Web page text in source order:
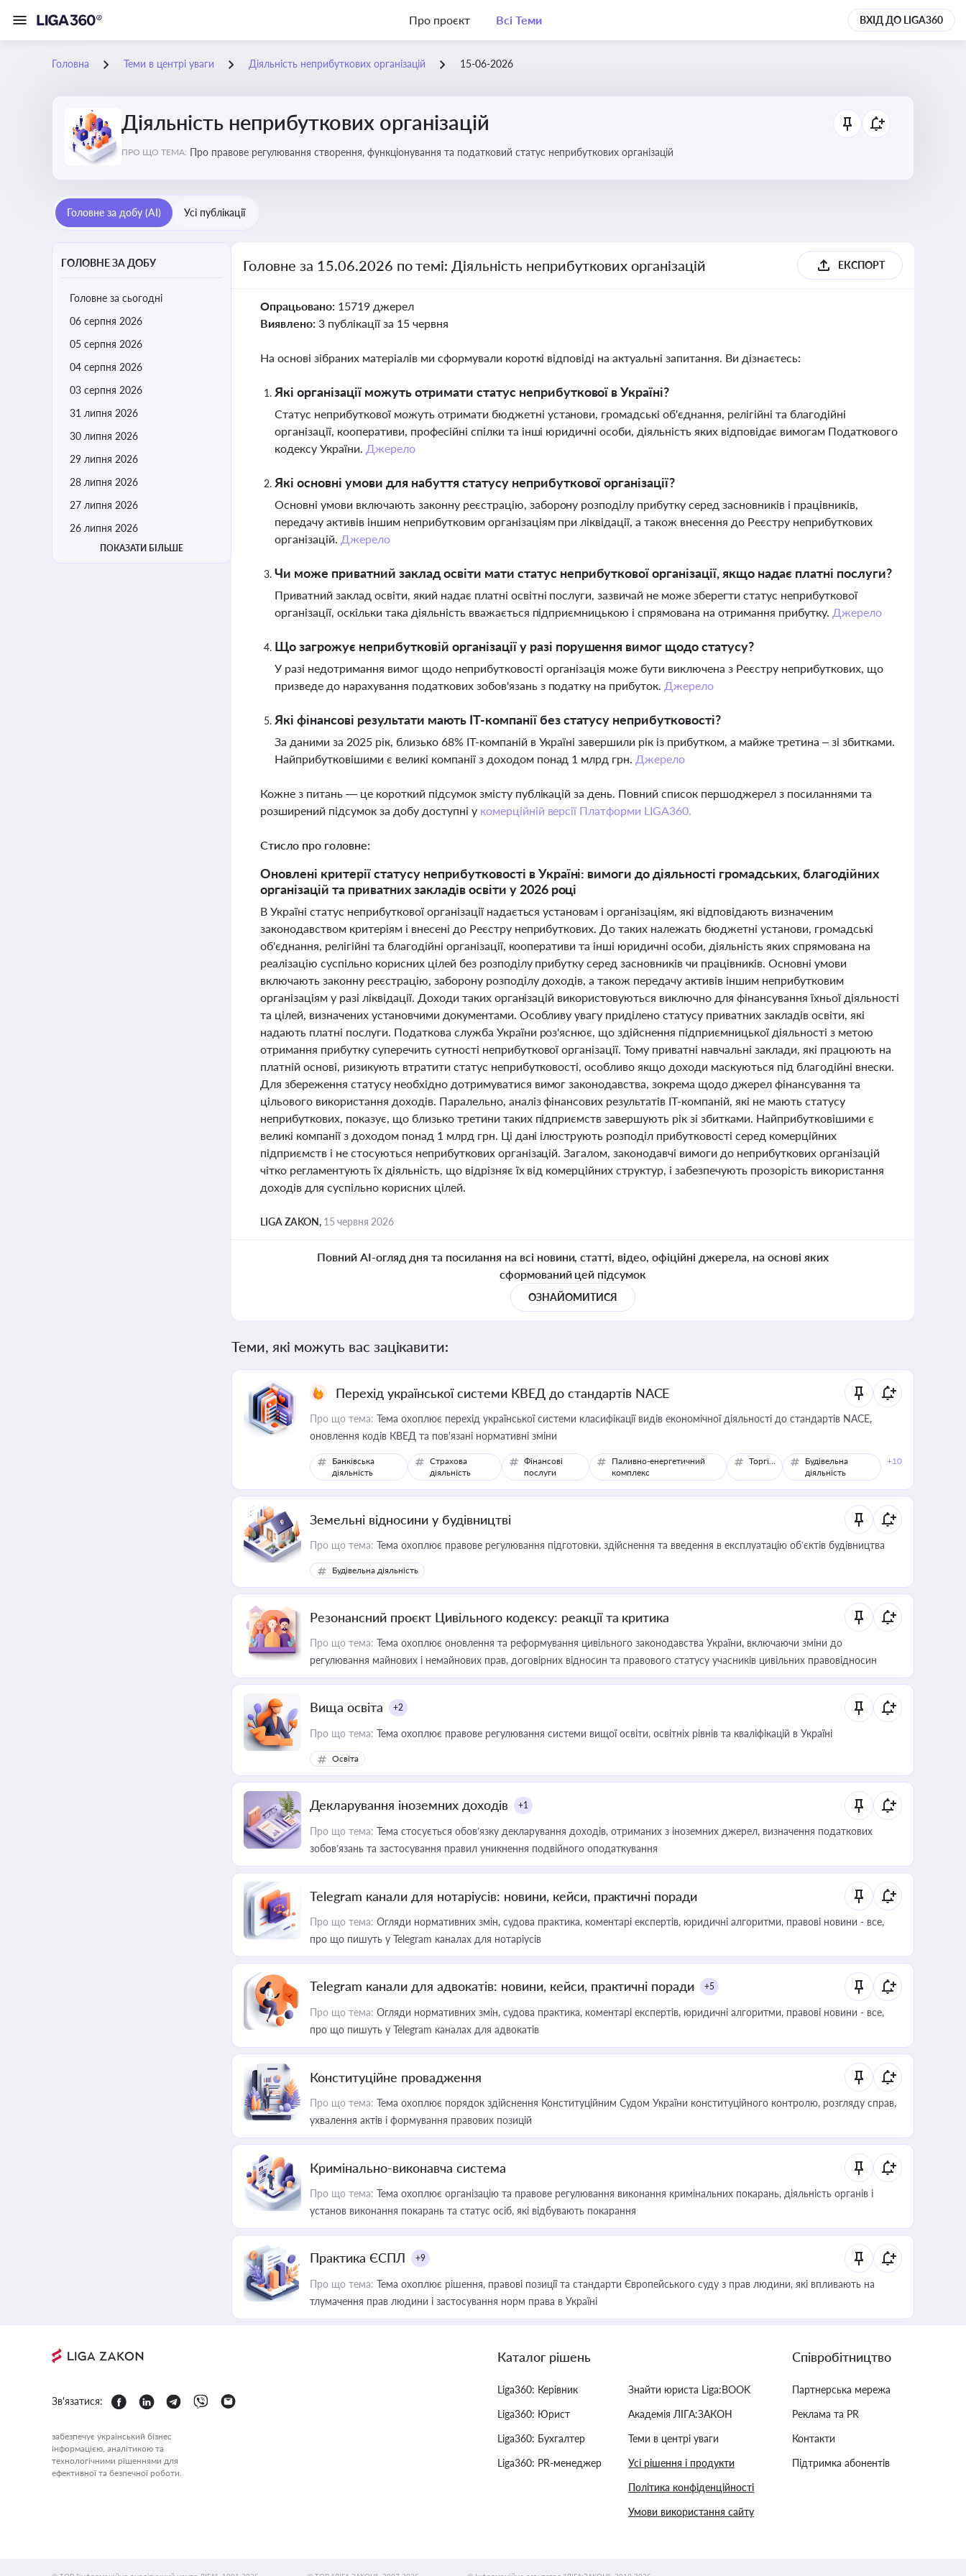
Про проєкт Всі Теми ВХІД ДО LIGA360
Головна Теми в центрі уваги Діяльність неприбуткових організацій 15-06-2026
Діяльність неприбуткових організацій
ПРО ЩО ТЕМА: Про правове регулювання створення, функціонування та податковий статус неприбуткових організацій
Головне за добу (AI) Усі публікації
ГОЛОВНЕ ЗА ДОБУ
Головне за сьогодні
06 серпня 2026
05 серпня 2026
04 серпня 2026
03 серпня 2026
31 липня 2026
30 липня 2026
29 липня 2026
28 липня 2026
27 липня 2026
26 липня 2026
ПОКАЗАТИ БІЛЬШЕ
Головне за 15.06.2026 по темі: Діяльність неприбуткових організацій ЕКСПОРТ
Опрацьовано: 15719 джерел
Виявлено: 3 публікації за 15 червня
На основі зібраних матеріалів ми сформували короткі відповіді на актуальні запитання. Ви дізнаєтесь:
Які організації можуть отримати статус неприбуткової в Україні?
Статус неприбуткової можуть отримати бюджетні установи, громадські об'єднання, релігійні та благодійні
організації, кооперативи, професійні спілки та інші юридичні особи, діяльність яких відповідає вимогам Податкового
кодексу України. Джерело
Які основні умови для набуття статусу неприбуткової організації?
Основні умови включають законну реєстрацію, заборону розподілу прибутку серед засновників і працівників,
передачу активів іншим неприбутковим організаціям при ліквідації, а також внесення до Реєстру неприбуткових
організацій. Джерело
Чи може приватний заклад освіти мати статус неприбуткової організації, якщо надає платні послуги?
Приватний заклад освіти, який надає платні освітні послуги, зазвичай не може зберегти статус неприбуткової
організації, оскільки така діяльність вважається підприємницькою і спрямована на отримання прибутку. Джерело
Що загрожує неприбутковій організації у разі порушення вимог щодо статусу?
У разі недотримання вимог щодо неприбутковості організація може бути виключена з Реєстру неприбуткових, що
призведе до нарахування податкових зобов'язань з податку на прибуток. Джерело
Які фінансові результати мають ІТ-компанії без статусу неприбутковості?
За даними за 2025 рік, близько 68% ІТ-компаній в Україні завершили рік із прибутком, а майже третина – зі збитками.
Найприбутковішими є великі компанії з доходом понад 1 млрд грн. Джерело
Кожне з питань — це короткий підсумок змісту публікацій за день. Повний список першоджерел з посиланнями та
розширений підсумок за добу доступні у комерційній версії Платформи LIGA360.
Стисло про головне:
Оновлені критерії статусу неприбутковості в Україні: вимоги до діяльності громадських, благодійних
організацій та приватних закладів освіти у 2026 році
В Україні статус неприбуткової організації надається установам і організаціям, які відповідають визначеним
законодавством критеріям і внесені до Реєстру неприбуткових. До таких належать бюджетні установи, громадські
об'єднання, релігійні та благодійні організації, кооперативи та інші юридичні особи, діяльність яких спрямована на
реалізацію суспільно корисних цілей без розподілу прибутку серед засновників чи працівників. Основні умови
включають законну реєстрацію, заборону розподілу доходів, а також передачу активів іншим неприбутковим
організаціям у разі ліквідації. Доходи таких організацій використовуються виключно для фінансування їхньої діяльності
та цілей, визначених установчими документами. Особливу увагу приділено статусу приватних закладів освіти, які
надають платні послуги. Податкова служба України роз'яснює, що здійснення підприємницької діяльності з метою
отримання прибутку суперечить сутності неприбуткової організації. Тому приватні навчальні заклади, які працюють на
платній основі, ризикують втратити статус неприбутковості, особливо якщо доходи маскуються під благодійні внески.
Для збереження статусу необхідно дотримуватися вимог законодавства, зокрема щодо джерел фінансування та
цільового використання доходів. Паралельно, аналіз фінансових результатів ІТ-компаній, які не мають статусу
неприбуткових, показує, що близько третини таких підприємств завершують рік зі збитками. Найприбутковішими є
великі компанії з доходом понад 1 млрд грн. Ці дані ілюструють розподіл прибутковості серед комерційних
підприємств і не стосуються неприбуткових організацій. Загалом, законодавчі вимоги до неприбуткових організацій
чітко регламентують їх діяльність, що відрізняє їх від комерційних структур, і забезпечують прозорість використання
доходів для суспільно корисних цілей.
LIGA ZAKON, 15 червня 2026
Повний AI-огляд дня та посилання на всі новини, статті, відео, офіційні джерела, на основі яких
сформований цей підсумок
ОЗНАЙОМИТИСЯ
Теми, які можуть вас зацікавити:
Перехід української системи КВЕД до стандартів NACE
Про що тема: Тема охоплює перехід української системи класифікації видів економічної діяльності до стандартів NACE,
оновлення кодів КВЕД та пов'язані нормативні зміни
Банківська
діяльність
Страхова
діяльність
Фінансові
послуги
Паливно-енергетичний
комплекс
Торгівля
Будівельна
діяльність
+10
Земельні відносини у будівництві
Про що тема: Тема охоплює правове регулювання підготовки, здійснення та введення в експлуатацію об’єктів будівництва
Будівельна діяльність
Резонансний проєкт Цивільного кодексу: реакції та критика
Про що тема: Тема охоплює оновлення та реформування цивільного законодавства України, включаючи зміни до
регулювання майнових і немайнових прав, договірних відносин та правового статусу учасників цивільних правовідносин
Вища освіта +2
Про що тема: Тема охоплює правове регулювання системи вищої освіти, освітніх рівнів та кваліфікацій в Україні
Освіта
Декларування іноземних доходів +1
Про що тема: Тема стосується обов’язку декларування доходів, отриманих з іноземних джерел, визначення податкових
зобов’язань та застосування правил уникнення подвійного оподаткування
Telegram канали для нотаріусів: новини, кейси, практичні поради
Про що тема: Огляди нормативних змін, судова практика, коментарі експертів, юридичні алгоритми, правові новини - все,
про що пишуть у Telegram каналах для нотаріусів
Telegram канали для адвокатів: новини, кейси, практичні поради +5
Про що тема: Огляди нормативних змін, судова практика, коментарі експертів, юридичні алгоритми, правові новини - все,
про що пишуть у Telegram каналах для адвокатів
Конституційне провадження
Про що тема: Тема охоплює порядок здійснення Конституційним Судом України конституційного контролю, розгляду справ,
ухвалення актів і формування правових позицій
Кримінально-виконавча система
Про що тема: Тема охоплює організацію та правове регулювання виконання кримінальних покарань, діяльність органів і
установ виконання покарань та статус осіб, які відбувають покарання
Практика ЄСПЛ +9
Про що тема: Тема охоплює рішення, правові позиції та стандарти Європейського суду з прав людини, які впливають на
тлумачення прав людини і застосування норм права в Україні
Зв'язатися:
забезпечує український бізнес
інформацією, аналітикою та
технологічними рішеннями для
ефективної та безпечної роботи.
Каталог рішень
Liga360: Керівник
Liga360: Юрист
Liga360: Бухгалтер
Liga360: PR-менеджер
Знайти юриста Liga:BOOK
Академія ЛІГА:ЗАКОН
Теми в центрі уваги
Усі рішення і продукти
Політика конфіденційності
Умови використання сайту
Співробітництво
Партнерська мережа
Реклама та PR
Контакти
Підтримка абонентів